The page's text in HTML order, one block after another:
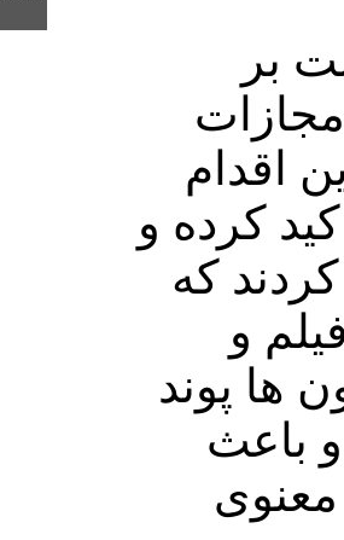
بر
اقدام
کرده و
که
و
ها پوند
باعث